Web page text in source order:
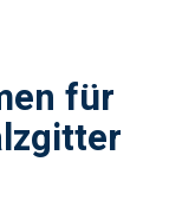
für